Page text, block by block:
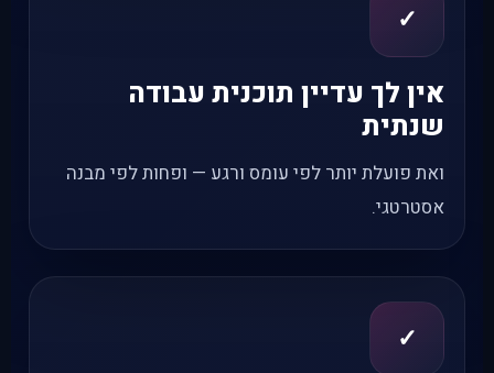
✓
אין לך עדיין תוכנית עבודה
שנתית
ואת פועלת יותר לפי עומס ורגע — ופחות לפי מבנה
אסטרטגי.
✓